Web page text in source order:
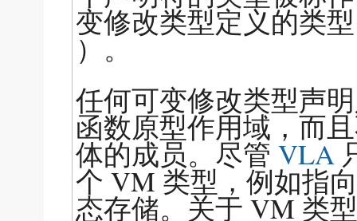
变修改类型定义的类
）。
任何可变修改类型声
函数原型作用域，而
体的成员。尽管 VLA
个 VM 类型，例如指
态存储。关于 VM 类